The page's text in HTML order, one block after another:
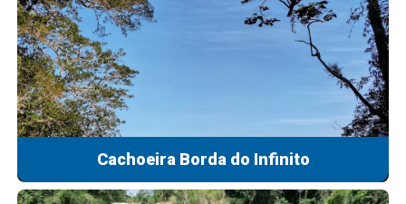
Cachoeira Borda do Infinito